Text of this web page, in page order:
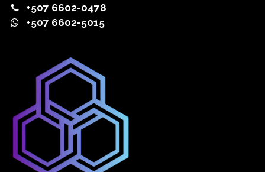
+507 6602-0478
+507 6602-5015